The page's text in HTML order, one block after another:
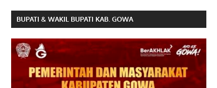
BUPATI & WAKIL BUPATI KAB. GOWA